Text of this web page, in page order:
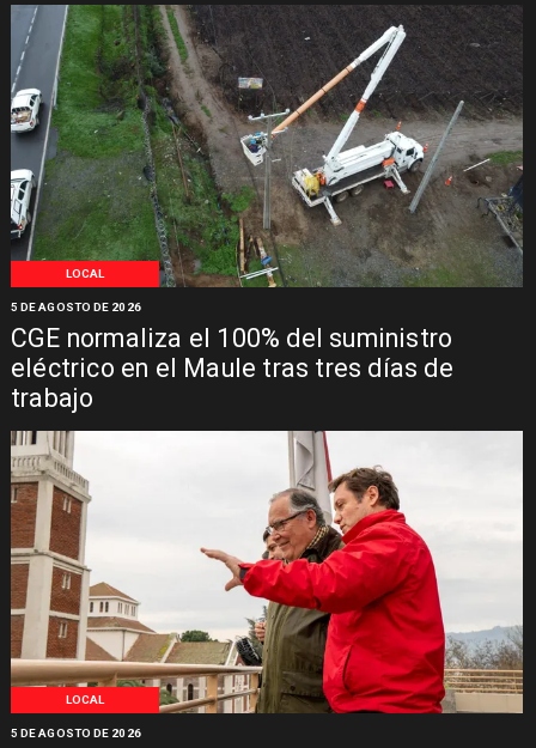
LOCAL
CGE normaliza el 100% del suministro
eléctrico en el Maule tras tres días de
trabajo
5 DE AGOSTO DE 2026
LOCAL
5 DE AGOSTO DE 2026